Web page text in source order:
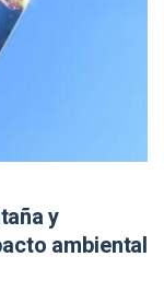
y
ambiental